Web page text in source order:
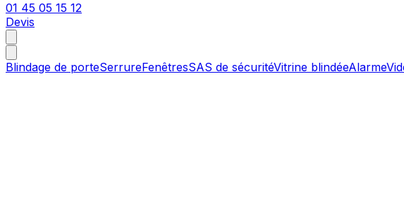
01 45 05 15 12
Devis
Blindage de porteSerrureFenêtresSAS de sécuritéVitrine blindéeAlarme